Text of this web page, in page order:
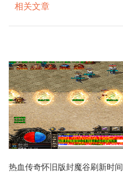
相关文章
热血传奇怀旧版封魔谷刷新时间